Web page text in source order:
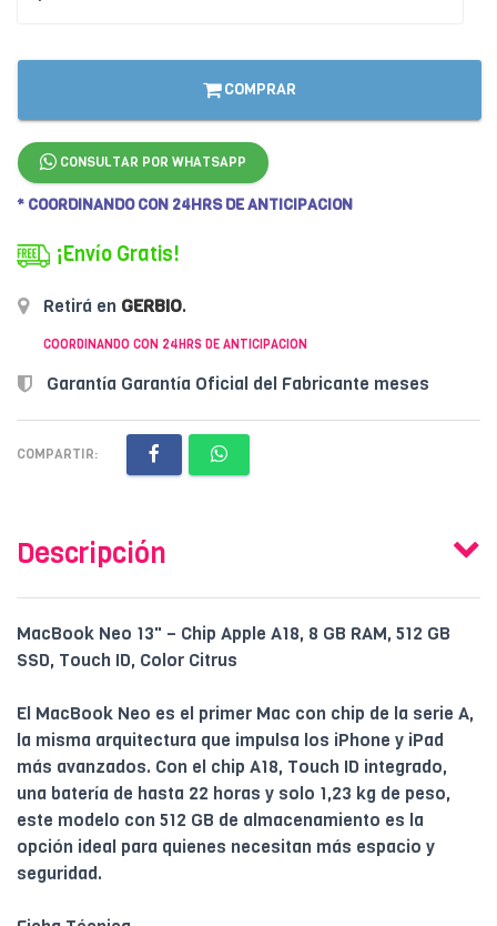
COMPRAR
CONSULTAR POR WHATSAPP
* COORDINANDO CON 24HRS DE ANTICIPACION
¡Envío Gratis!
Retirá en GERBIO.
COORDINANDO CON 24HRS DE ANTICIPACION
Garantía Garantía Oficial del Fabricante meses
COMPARTIR:
Descripción
MacBook Neo 13" – Chip Apple A18, 8 GB RAM, 512 GB
SSD, Touch ID, Color Citrus
El MacBook Neo es el primer Mac con chip de la serie A,
la misma arquitectura que impulsa los iPhone y iPad
más avanzados. Con el chip A18, Touch ID integrado,
una batería de hasta 22 horas y solo 1,23 kg de peso,
este modelo con 512 GB de almacenamiento es la
opción ideal para quienes necesitan más espacio y
seguridad.